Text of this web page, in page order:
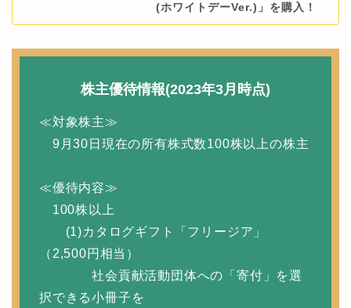
(ホワイトデーVer.)」を購入！
株主優待情報(2023年3月時点)
≪対象株主≫
9月30日現在の所有株式数100株以上の株主
≪優待内容≫
100株以上
(1)カタログギフト「フリージア」
（2,500円相当）
社会貢献活動団体への「寄付」を選
択できる小冊子を